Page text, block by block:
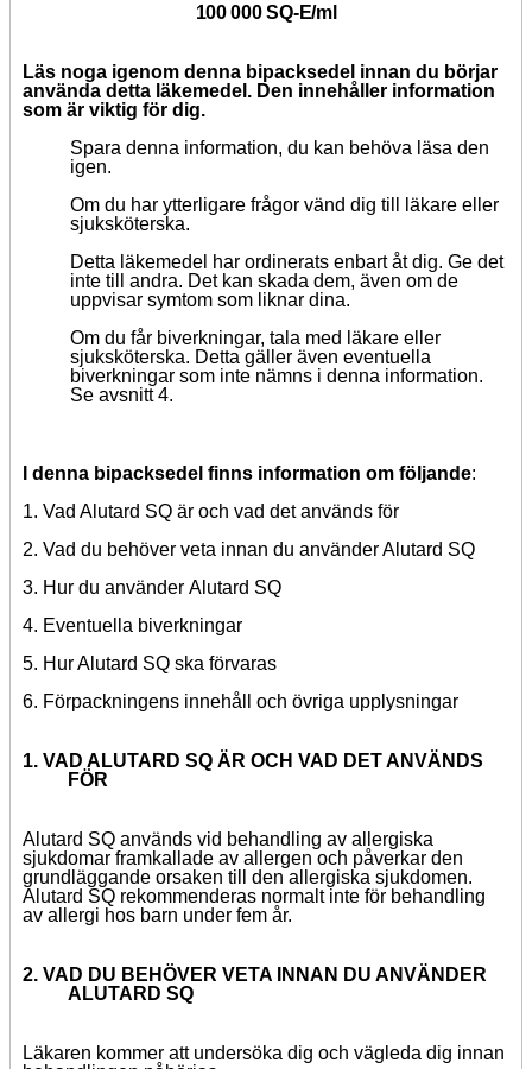
100 000 SQ-E/ml
Läs noga igenom denna bipacksedel innan du börjar
använda detta läkemedel. Den innehåller information
som är viktig för dig.
Spara denna information, du kan behöva läsa den
igen.
Om du har ytterligare frågor vänd dig till läkare eller
sjuksköterska.
Detta läkemedel har ordinerats enbart åt dig. Ge det
inte till andra. Det kan skada dem, även om de
uppvisar symtom som liknar dina.
Om du får biverkningar, tala med läkare eller
sjuksköterska. Detta gäller även eventuella
biverkningar som inte nämns i denna information.
Se avsnitt 4.
I denna bipacksedel finns information om följande:
1. Vad Alutard SQ är och vad det används för
2. Vad du behöver veta innan du använder Alutard SQ
3. Hur du använder Alutard SQ
4. Eventuella biverkningar
5. Hur Alutard SQ ska förvaras
6. Förpackningens innehåll och övriga upplysningar
1. VAD ALUTARD SQ ÄR OCH VAD DET ANVÄNDS
FÖR
Alutard SQ används vid behandling av allergiska
sjukdomar framkallade av allergen och påverkar den
grundläggande orsaken till den allergiska sjukdomen.
Alutard SQ rekommenderas normalt inte för behandling
av allergi hos barn under fem år.
2. VAD DU BEHÖVER VETA INNAN DU ANVÄNDER
ALUTARD SQ
Läkaren kommer att undersöka dig och vägleda dig innan